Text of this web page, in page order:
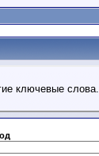
ключевые слова.